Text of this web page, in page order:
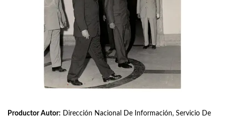
Productor Autor: Dirección Nacional De Información, Servicio De